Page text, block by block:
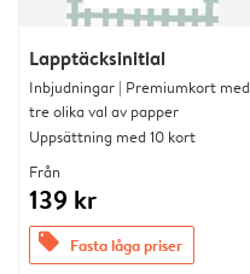
Lapptäcksinitial
Inbjudningar | Premiumkort med
tre olika val av papper
Uppsättning med 10 kort
Från
139 kr
offers Fasta låga priser